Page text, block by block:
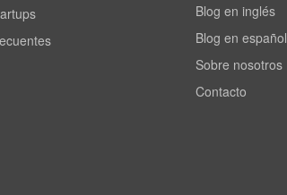
Blog en inglés
Blog en español
Sobre nosotros
Contacto